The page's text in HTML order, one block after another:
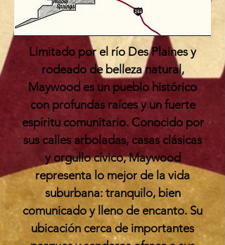
Limitado por el río Des Plaines y
rodeado de belleza natural,
Maywood es un pueblo histórico
con profundas raíces y un fuerte
espíritu comunitario. Conocido por
sus calles arboladas, casas clásicas
y orgullo cívico, Maywood
representa lo mejor de la vida
suburbana: tranquilo, bien
comunicado y lleno de encanto. Su
ubicación cerca de importantes